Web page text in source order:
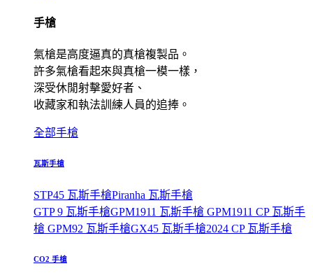
手槍
氣槍是高度逼真的真槍複製品。
許多氣槍看起來與真槍一模一樣，
深受休閒射擊愛好者、
收藏家和執法訓練人員的追捧。
全部手槍
瓦斯手槍
STP45 瓦斯手槍Piranha 瓦斯手槍
GTP 9 瓦斯手槍GPM1911 瓦斯手槍 GPM1911 CP 瓦斯手
槍 GPM92 瓦斯手槍GX45 瓦斯手槍2024 CP 瓦斯手槍
CO2 手槍